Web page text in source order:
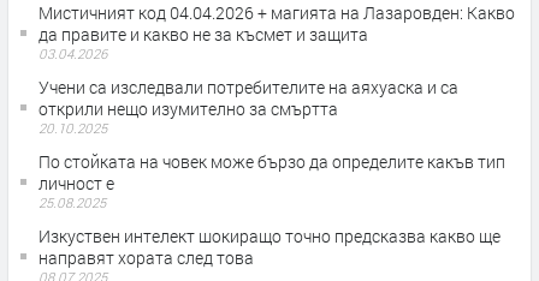
Мистичният код 04.04.2026 + магията на Лазаровден: Какво
да правите и какво не за късмет и защита
03.04.2026
Учени са изследвали потребителите на аяхуаска и са
открили нещо изумително за смъртта
20.10.2025
По стойката на човек може бързо да определите какъв тип
личност е
25.08.2025
Изкуствен интелект шокиращо точно предсказва какво ще
направят хората след това
08.07.2025